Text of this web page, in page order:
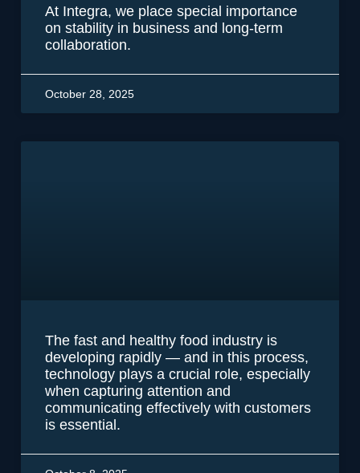
At Integra, we place special importance
on stability in business and long-term
collaboration.
October 28, 2025
The fast and healthy food industry is
developing rapidly — and in this process,
technology plays a crucial role, especially
when capturing attention and
communicating effectively with customers
is essential.